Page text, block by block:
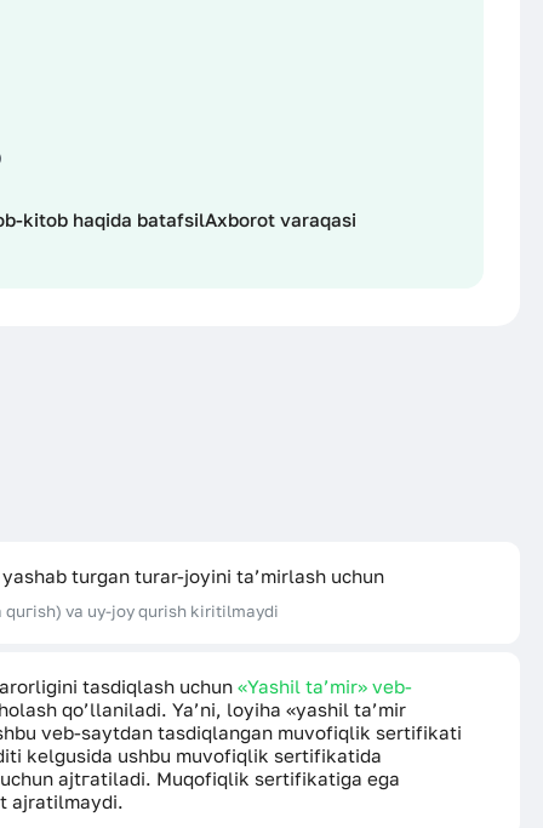
kitob haqida batafsilAxborot varaqasi
turgan turar-joyini ta’mirlash uchun
va uy-joy qurish kiritilmaydi
tasdiqlash uсhun «Yashil ta’mir» veb-
qo’llaniladi. Ya’ni, loyiha «yashil tа’mir
veb-saytdan tasdiqlangan muvofiqlik sertifikati
kelgusida ushbu muvofiqlik sertifikatida
ajtгatiladi. Muqofiqlik sertifikatiga ega
ajratilmaydi.